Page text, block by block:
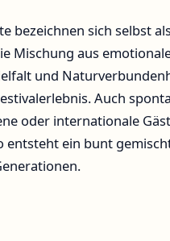
bezeichnen sich selbst
Mischung aus
und
Auch
oder internationale
entsteht ein bunt